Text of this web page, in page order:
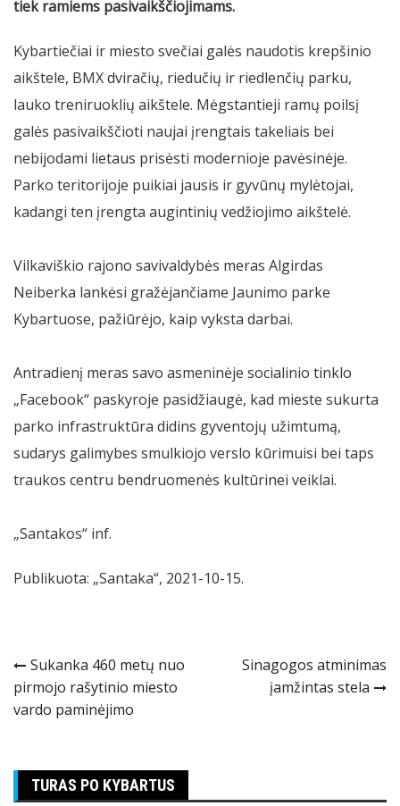
tiek ramiems pasivaikščiojimams.
Kybartiečiai ir miesto svečiai galės naudotis krepšinio
aikštele, BMX dviračių, riedučių ir riedlenčių parku,
lauko treniruoklių aikštele. Mėgstantieji ramų poilsį
galės pasivaikščioti naujai įrengtais takeliais bei
nebijodami lietaus prisėsti modernioje pavėsinėje.
Parko teritorijoje puikiai jausis ir gyvūnų mylėtojai,
kadangi ten įrengta augintinių vedžiojimo aikštelė.
Vilkaviškio rajono savivaldybės meras Algirdas
Neiberka lankėsi gražėjančiame Jaunimo parke
Kybartuose, pažiūrėjo, kaip vyksta darbai.
Antradienį meras savo asmeninėje socialinio tinklo
„Facebook“ paskyroje pasidžiaugė, kad mieste sukurta
parko infrastruktūra didins gyventojų užimtumą,
sudarys galimybes smulkiojo verslo kūrimuisi bei taps
traukos centru bendruomenės kultūrinei veiklai.
„Santakos“ inf.
Publikuota: „Santaka“, 2021-10-15.
Navigacija
tarp
Sukanka 460 metų nuo
pirmojo rašytinio miesto
vardo paminėjimo
Sinagogos atminimas
įamžintas stela
TURAS PO KYBARTUS